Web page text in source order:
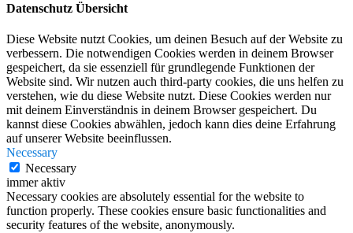
Datenschutz Übersicht
Diese Website nutzt Cookies, um deinen Besuch auf der Website zu
verbessern. Die notwendigen Cookies werden in deinem Browser
gespeichert, da sie essenziell für grundlegende Funktionen der
Website sind. Wir nutzen auch third-party cookies, die uns helfen zu
verstehen, wie du diese Website nutzt. Diese Cookies werden nur
mit deinem Einverständnis in deinem Browser gespeichert. Du
kannst diese Cookies abwählen, jedoch kann dies deine Erfahrung
auf unserer Website beeinflussen.
Necessary
Necessary
immer aktiv
Necessary cookies are absolutely essential for the website to
function properly. These cookies ensure basic functionalities and
security features of the website, anonymously.